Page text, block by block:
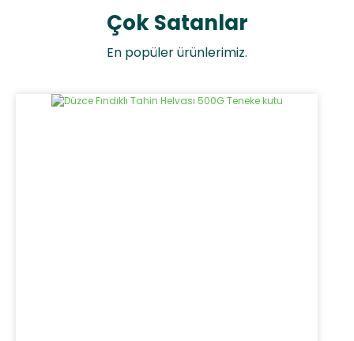
Çok Satanlar
En popüler ürünlerimiz.